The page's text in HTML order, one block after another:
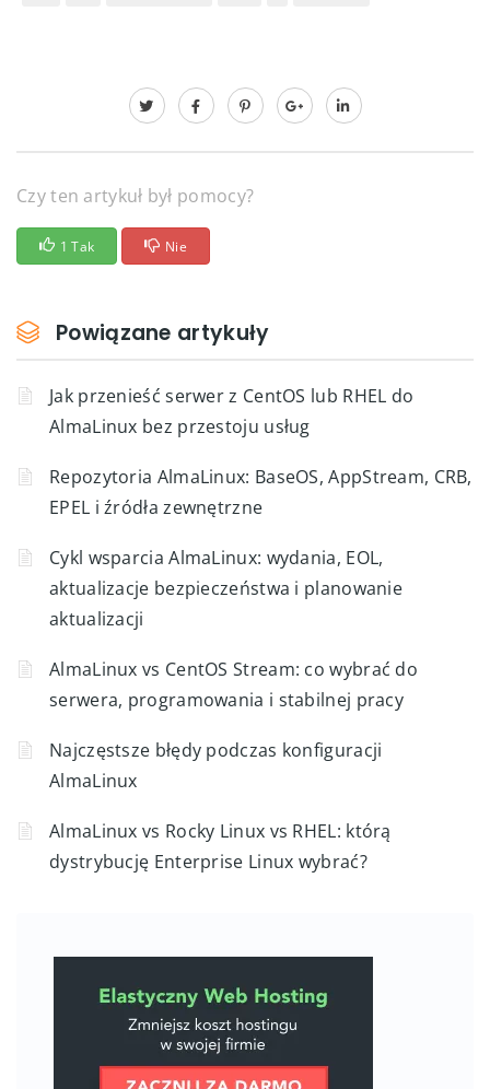
Czy ten artykuł był pomocy?
1 Tak Nie
Powiązane artykuły
Jak przenieść serwer z CentOS lub RHEL do
AlmaLinux bez przestoju usług
Repozytoria AlmaLinux: BaseOS, AppStream, CRB,
EPEL i źródła zewnętrzne
Cykl wsparcia AlmaLinux: wydania, EOL,
aktualizacje bezpieczeństwa i planowanie
aktualizacji
AlmaLinux vs CentOS Stream: co wybrać do
serwera, programowania i stabilnej pracy
Najczęstsze błędy podczas konfiguracji
AlmaLinux
AlmaLinux vs Rocky Linux vs RHEL: którą
dystrybucję Enterprise Linux wybrać?